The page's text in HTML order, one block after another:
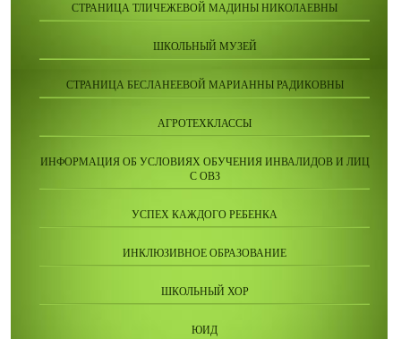
СТРАНИЦА ТЛИЧЕЖЕВОЙ МАДИНЫ НИКОЛАЕВНЫ
ШКОЛЬНЫЙ МУЗЕЙ
СТРАНИЦА БЕСЛАНЕЕВОЙ МАРИАННЫ РАДИКОВНЫ
АГРОТЕХКЛАССЫ
ИНФОРМАЦИЯ ОБ УСЛОВИЯХ ОБУЧЕНИЯ ИНВАЛИДОВ И ЛИЦ
С ОВЗ
УСПЕХ КАЖДОГО РЕБЕНКА
ИНКЛЮЗИВНОЕ ОБРАЗОВАНИЕ
ШКОЛЬНЫЙ ХОР
ЮИД